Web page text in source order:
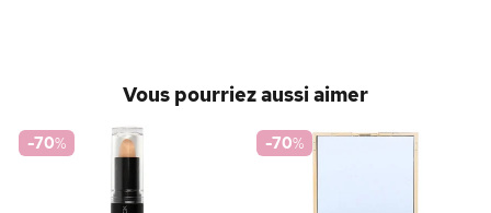
Vous pourriez aussi aimer
-70% -70%